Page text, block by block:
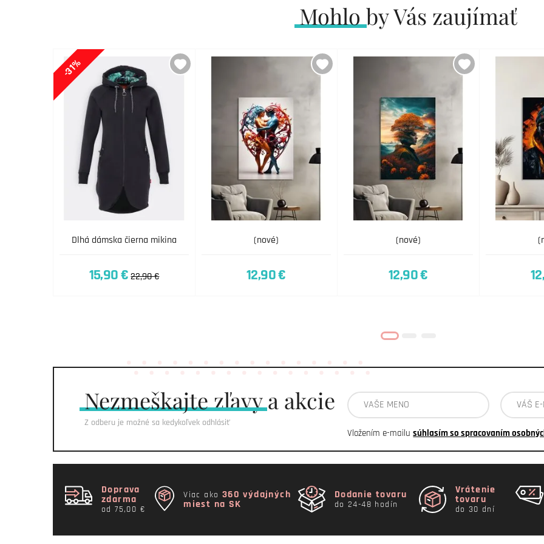
Mohlo by Vás zaujímať
Dlhá dámska čierna mikina
-31%
15,90 € 22,90 €
(nové)
12,90 €
(nové)
12,90 €
Nezmeškajtezľavy a akcie
Z odberu je možné sa kedykoľvek odhlásiť
Vložením e-mailusúhlasím so spracovaním
Doprava
zdarma
od 75,00 €
Viac ako 360 výdajných
miest na SK
Dodanie tovaru
do 24-48 hodín
Vrátenie
tovaru
do 30 dní